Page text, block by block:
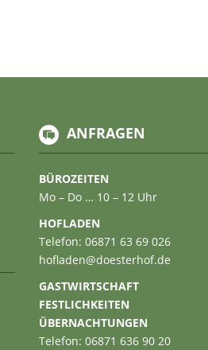
ANFRAGEN
BÜROZEITEN
Mo – Do … 10 – 12 Uhr
HOFLADEN
Telefon: 06871 63 69 026
hofladen@doesterhof.de
GASTWIRTSCHAFT
FESTLICHKEITEN
ÜBERNACHTUNGEN
Telefon: 06871 636 90 20